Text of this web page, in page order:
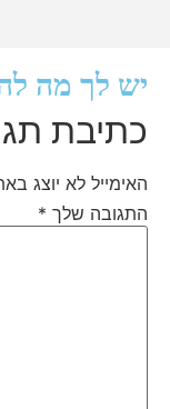
יש לך מה
כתיבת
האימייל לא יוצג
התגובה שלך *